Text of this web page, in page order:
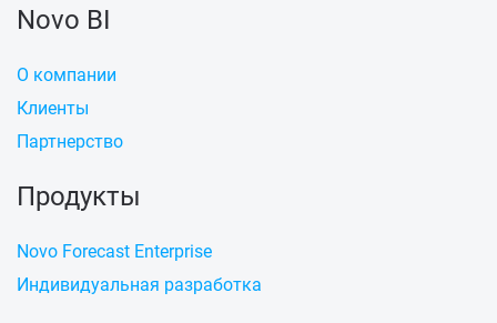
Novo BI
О компании
Клиенты
Партнерство
Продукты
Novo Forecast Enterprise
Индивидуальная разработка